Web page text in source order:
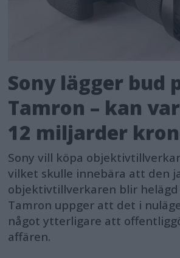
Sony lägger bud
Tamron – kan
12 miljarder
Sony vill köpa
vilket skulle innebära att den
objektivtillverkaren blir helägd
Tamron uppger att det i
något ytterligare att
affären.